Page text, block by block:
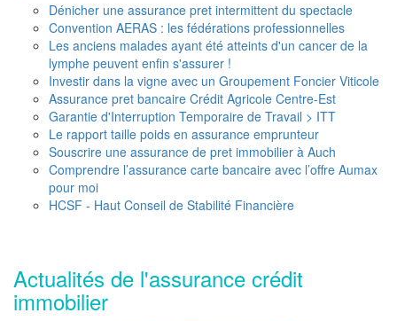
Dénicher une assurance pret intermittent du spectacle
Convention AERAS : les fédérations professionnelles
Les anciens malades ayant été atteints d'un cancer de la
lymphe peuvent enfin s'assurer !
Investir dans la vigne avec un Groupement Foncier Viticole
Assurance pret bancaire Crédit Agricole Centre-Est
Garantie d'Interruption Temporaire de Travail > ITT
Le rapport taille poids en assurance emprunteur
Souscrire une assurance de pret immobilier à Auch
Comprendre l’assurance carte bancaire avec l’offre Aumax
pour moi
HCSF - Haut Conseil de Stabilité Financière
Actualités de l'assurance crédit
immobilier